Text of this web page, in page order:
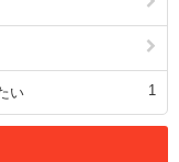
い 1